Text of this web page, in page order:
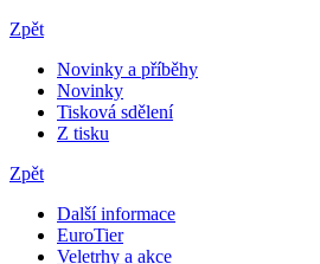
Zpět
Novinky a příběhy
Novinky
Tisková sdělení
Z tisku
Zpět
Další informace
EuroTier
Veletrhy a akce